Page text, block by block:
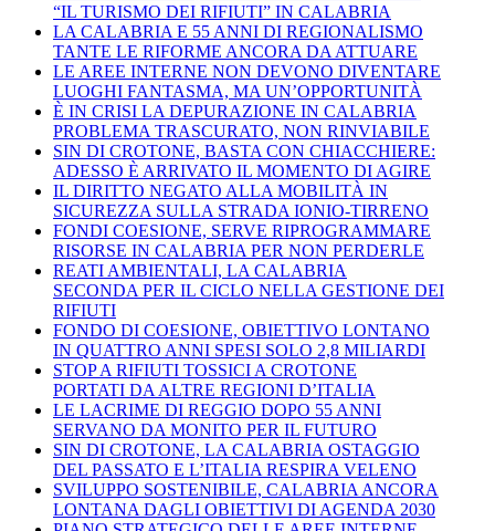
“IL TURISMO DEI RIFIUTI” IN CALABRIA
LA CALABRIA E 55 ANNI DI REGIONALISMO
TANTE LE RIFORME ANCORA DA ATTUARE
LE AREE INTERNE NON DEVONO DIVENTARE
LUOGHI FANTASMA, MA UN’OPPORTUNITÀ
È IN CRISI LA DEPURAZIONE IN CALABRIA
PROBLEMA TRASCURATO, NON RINVIABILE
SIN DI CROTONE, BASTA CON CHIACCHIERE:
ADESSO È ARRIVATO IL MOMENTO DI AGIRE
IL DIRITTO NEGATO ALLA MOBILITÀ IN
SICUREZZA SULLA STRADA IONIO-TIRRENO
FONDI COESIONE, SERVE RIPROGRAMMARE
RISORSE IN CALABRIA PER NON PERDERLE
REATI AMBIENTALI, LA CALABRIA
SECONDA PER IL CICLO NELLA GESTIONE DEI
RIFIUTI
FONDO DI COESIONE, OBIETTIVO LONTANO
IN QUATTRO ANNI SPESI SOLO 2,8 MILIARDI
STOP A RIFIUTI TOSSICI A CROTONE
PORTATI DA ALTRE REGIONI D’ITALIA
LE LACRIME DI REGGIO DOPO 55 ANNI
SERVANO DA MONITO PER IL FUTURO
SIN DI CROTONE, LA CALABRIA OSTAGGIO
DEL PASSATO E L’ITALIA RESPIRA VELENO
SVILUPPO SOSTENIBILE, CALABRIA ANCORA
LONTANA DAGLI OBIETTIVI DI AGENDA 2030